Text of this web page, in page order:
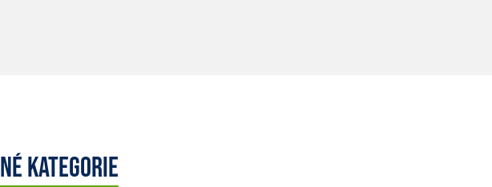
kategorie